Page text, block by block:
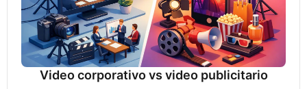
Video corporativo vs video publicitario